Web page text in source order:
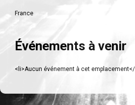
France
Événements à venir
<li>Aucun événement à cet